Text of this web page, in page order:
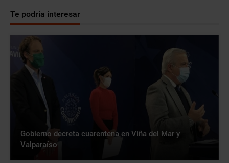
Te podría interesar
Gobierno decreta cuarentena en Viña del Mar y
Valparaíso